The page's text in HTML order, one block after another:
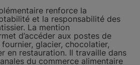
renforce la
et la responsabilité des
La mention
d’accéder aux postes de
glacier, chocolatier,
en restauration. Il travaille dans
du commerce alimentaire